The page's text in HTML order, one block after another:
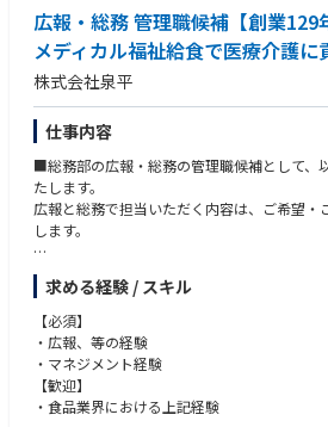
大きな裁量権を持ち、スピード感のある環
業務を推進していくことができます。
■グループ全体の変革をリードする経験：
グループ会社全体を巻き込みながら、サス
な変革をリードする経験は、今後のキャリア
す。
広報・総務 管理職候補【創業129
メディカル福祉給食で医療介護に
株式会社泉平
仕事内容
■総務部の広報・総務の管理職候補として、
たします。
広報と総務で担当いただく内容は、ご希望・
します。
■広報
・会社のブランドイメージ向上のための広報
・プレスリリース／ニュースリリースの作成
・公式WebサイトおよびSNSでの情報発信・管
・社内外イベント（食育フェア、展示会等）
・メディア対応（取材対応、記事校正など）
・CSR活動（食育・社会貢献活動）の広報・記
求める経験 / スキル
【必須】
・広報、等の経験
・マネジメント経験
【歓迎】
・食品業界における上記経験